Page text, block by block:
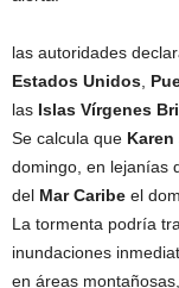
las autoridades
Estados Unidos
las Islas Vírgenes
Se calcula que Karen
domingo, en lejanías
del Mar Caribe el
La tormenta podría
inundaciones
en áreas